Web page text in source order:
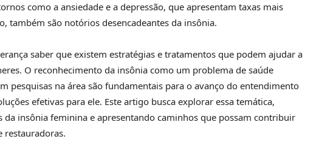
como a ansiedade e a depressão, que apresentam taxas mais
também são notórios desencadeantes da insônia.
saber que existem estratégias e tratamentos que podem ajudar a
O reconhecimento da insônia como um problema de saúde
pesquisas na área são fundamentais para o avanço do entendimento
efetivas para ele. Este artigo busca explorar essa temática,
da insônia feminina e apresentando caminhos que possam contribuir
restauradoras.